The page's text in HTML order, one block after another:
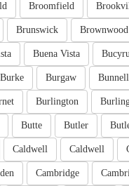
Broomfield
Brownwood
Brunswick
Buena Vista
Bunnell
Burgaw
Burke
Burlington
Butler
Butte
Caldwell
Caldwell
Cambridge